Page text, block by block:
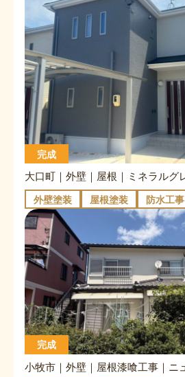
完成
外壁塗装 屋根塗装 防水工事
完成